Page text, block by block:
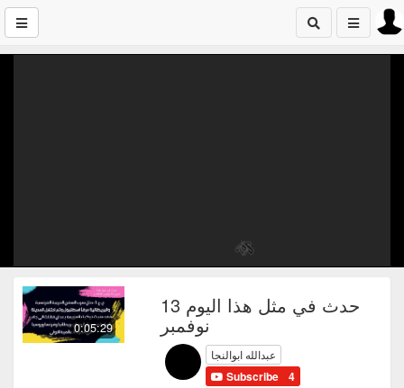
0:05:29
حدث في مثل هذا اليوم 13
نوفمبر
عبدالله ابوالنجا
Subscribe 4